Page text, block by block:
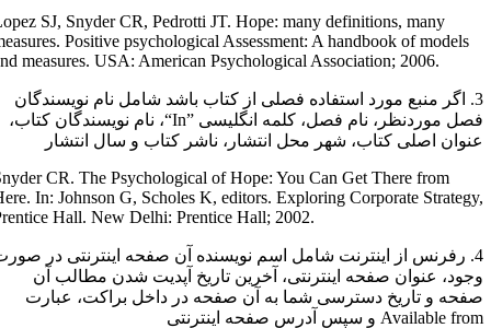
Lopez SJ, Snyder CR, Pedrotti JT. Hope: many definitions, many
measures. Positive psychological Assessment: A handbook of models
and measures. USA: American Psychological Association; 2006.
3. اگر منبع مورد استفاده فصلی از کتاب باشد شامل نام نویسندگان
موردنظر، نام فصل، کلمه انگلیسی “In”، نام نویسندگان کتاب،
اصلی کتاب، شهر محل انتشار، ناشر کتاب و سال انتشار
Snyder CR. The Psychological of Hope: You Can Get There from
Here. In: Johnson G, Scholes K, editors. Exploring Corporate
Prentice Hall. New Delhi: Prentice Hall; 2002.
4. رفرنس از اینترنت شامل اسم نویسنده آن صفحه اینترنتی در صورت
عنوان صفحه اینترنتی، آخرین تاریخ آپدیت شدن مطالب آن
و تاریخ دسترسی شما به آن صفحه در داخل براکت، عبارت
Availableو سپس آدرس صفحه اینترنتی